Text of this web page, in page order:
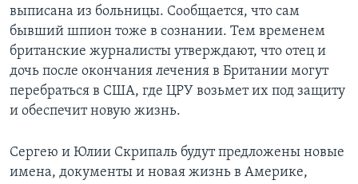
выписана из больницы. Сообщается, что сам
бывший шпион тоже в сознании. Тем временем
британские журналисты утверждают, что отец и
дочь после окончания лечения в Британии могут
перебраться в США, где ЦРУ возьмет их под защиту
и обеспечит новую жизнь.
Сергею и Юлии Скрипаль будут предложены новые
имена, документы и новая жизнь в Америке,